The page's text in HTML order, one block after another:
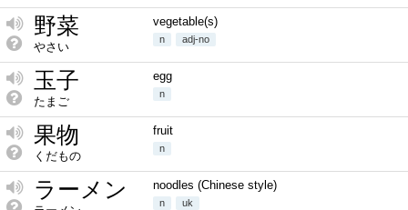
野菜
やさい
vegetable(s)
n adj-no
玉子
たまご
egg
n
果物
くだもの
fruit
n
ラーメン noodles (Chinese style)
n uk